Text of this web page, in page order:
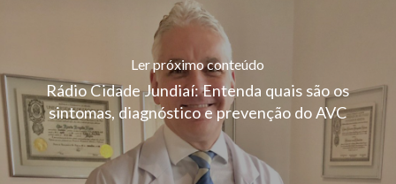
Ler próximo conteúdo
Rádio Cidade Jundiaí: Entenda quais são os
sintomas, diagnóstico e prevenção do AVC